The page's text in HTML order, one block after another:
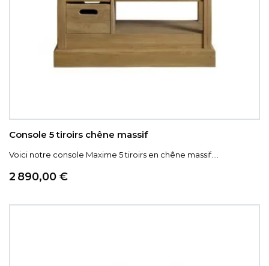
Console 5 tiroirs chêne massif
Voici notre console Maxime 5 tiroirs en chêne massif....
Prix
2 890,00 €